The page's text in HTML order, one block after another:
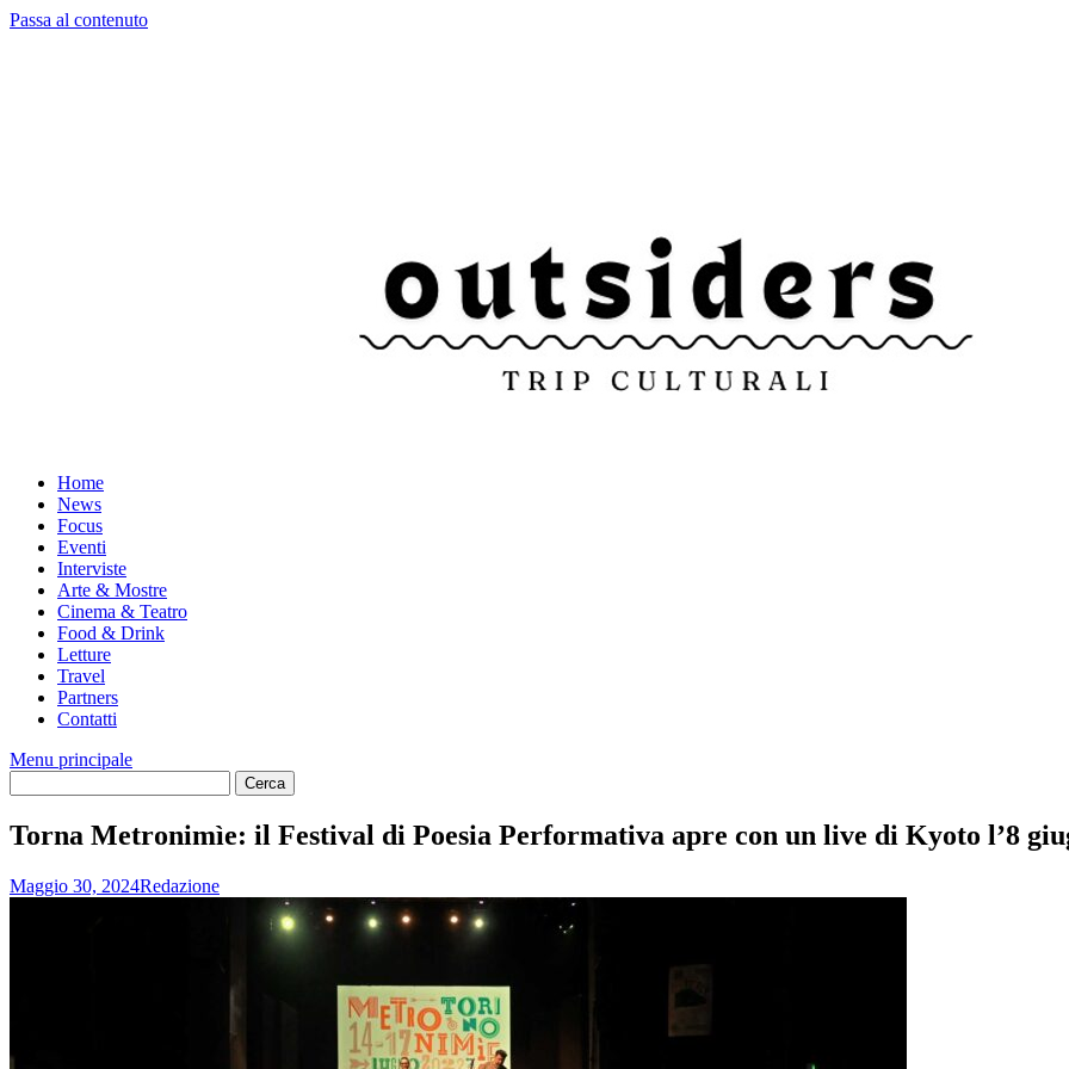
Passa al contenuto
Home
News
Focus
Eventi
Interviste
Arte & Mostre
Cinema & Teatro
Food & Drink
Letture
Travel
Partners
Contatti
Menu principale
Torna Metronimìe: il Festival di Poesia Performativa apre con un live di Kyoto l’8
Maggio 30, 2024Redazione